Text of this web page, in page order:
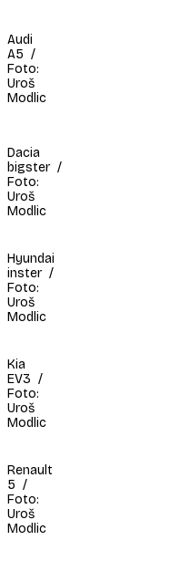
Audi
A5 /
Foto:
Uroš
Modlic
Dacia
bigster /
Foto:
Uroš
Modlic
Hyundai
inster /
Foto:
Uroš
Modlic
Kia
EV3 /
Foto:
Uroš
Modlic
Renault
5 /
Foto:
Uroš
Modlic